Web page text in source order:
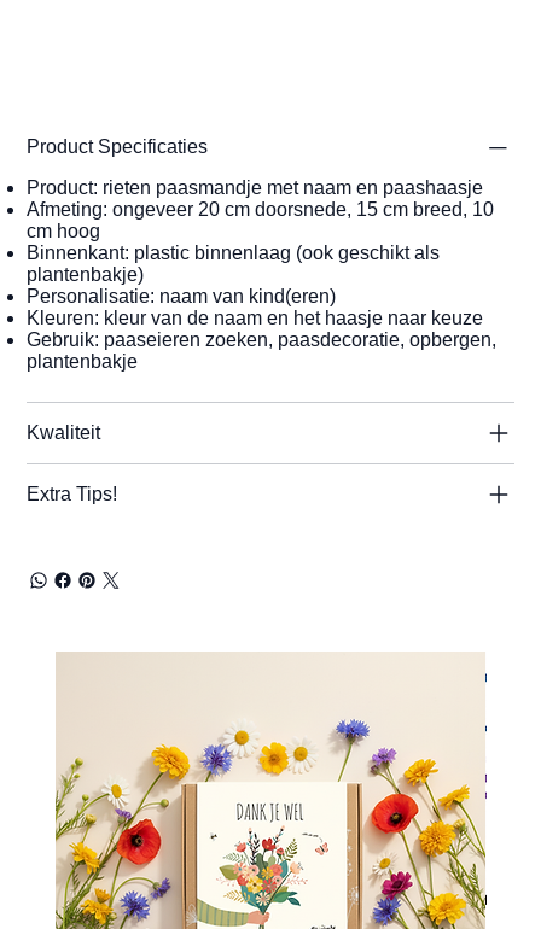
Product Specificaties
Product: rieten paasmandje met naam en paashaasje
Afmeting: ongeveer 20 cm doorsnede, 15 cm breed, 10
cm hoog
Binnenkant: plastic binnenlaag (ook geschikt als
plantenbakje)
Personalisatie: naam van kind(eren)
Kleuren: kleur van de naam en het haasje naar keuze
Gebruik: paaseieren zoeken, paasdecoratie, opbergen,
plantenbakje
Kwaliteit
Extra Tips!